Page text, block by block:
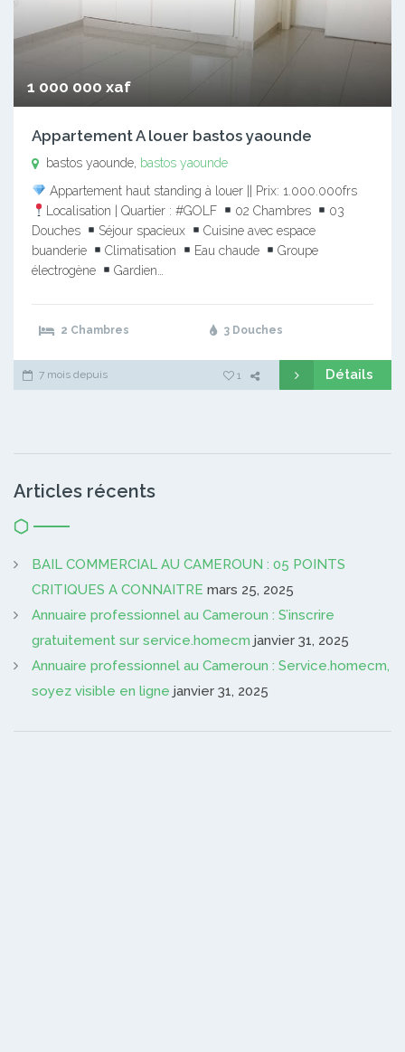
1 000 000 xaf
Appartement A louer bastos yaounde
bastos yaounde, bastos yaounde
Appartement haut standing à louer || Prix: 1.000.000frs
Localisation | Quartier : #GOLF
02 Chambres
03
Douches
Séjour spacieux
Cuisine avec espace
buanderie
Climatisation Eau chaude
Groupe
électrogène
Gardien…
2 Chambres 3 Douches
7 mois depuis 1 Détails
Articles récents
BAIL COMMERCIAL AU CAMEROUN : 05 POINTS
CRITIQUES A CONNAITRE mars 25, 2025
Annuaire professionnel au Cameroun : S’inscrire
gratuitement sur service.homecm janvier 31, 2025
Annuaire professionnel au Cameroun : Service.homecm,
soyez visible en ligne janvier 31, 2025